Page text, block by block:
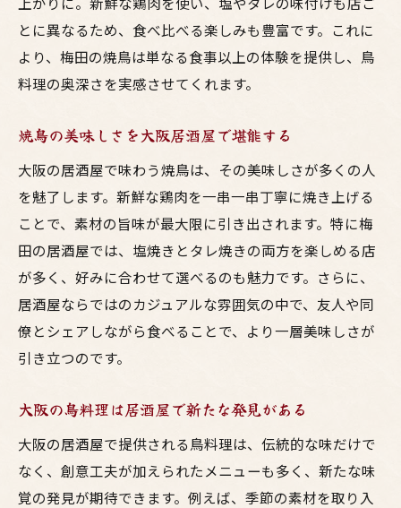
とに異なるため、食べ比べる楽しみも豊富です。これに
より、梅田の焼鳥は単なる食事以上の体験を提供し、鳥
料理の奥深さを実感させてくれます。
焼鳥の美味しさを大阪居酒屋で堪能する
大阪の居酒屋で味わう焼鳥は、その美味しさが多くの人
を魅了します。新鮮な鶏肉を一串一串丁寧に焼き上げる
ことで、素材の旨味が最大限に引き出されます。特に梅
田の居酒屋では、塩焼きとタレ焼きの両方を楽しめる店
が多く、好みに合わせて選べるのも魅力です。さらに、
居酒屋ならではのカジュアルな雰囲気の中で、友人や同
僚とシェアしながら食べることで、より一層美味しさが
引き立つのです。
大阪の鳥料理は居酒屋で新たな発見がある
大阪の居酒屋で提供される鳥料理は、伝統的な味だけで
なく、創意工夫が加えられたメニューも多く、新たな味
覚の発見が期待できます。例えば、季節の素材を取り入